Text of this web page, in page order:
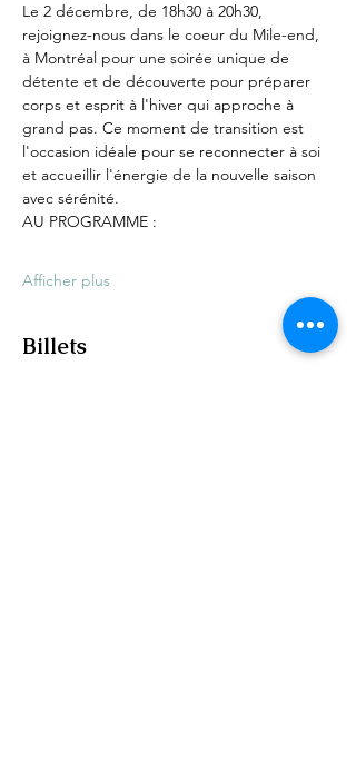
Le 2 décembre, de 18h30 à 20h30,
rejoignez-nous dans le coeur du Mile-end,
à Montréal pour une soirée unique de
détente et de découverte pour préparer
corps et esprit à l'hiver qui approche à
grand pas. Ce moment de transition est
l'occasion idéale pour se reconnecter à soi
et accueillir l'énergie de la nouvelle saison
avec sérénité.
AU PROGRAMME :
Afficher plus
Billets